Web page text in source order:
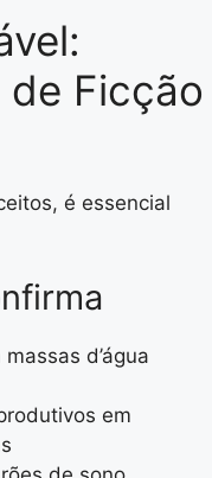
Ficção
é essencial
d’água
em